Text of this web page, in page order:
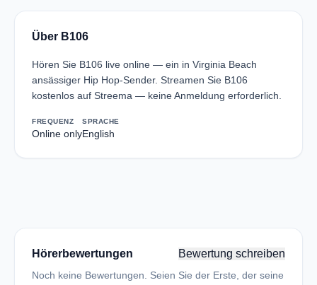
Über B106
Hören Sie B106 live online — ein in Virginia Beach
ansässiger Hip Hop-Sender. Streamen Sie B106
kostenlos auf Streema — keine Anmeldung erforderlich.
FREQUENZ
Online only
SPRACHE
English
Hörerbewertungen Bewertung schreiben
Noch keine Bewertungen. Seien Sie der Erste, der seine